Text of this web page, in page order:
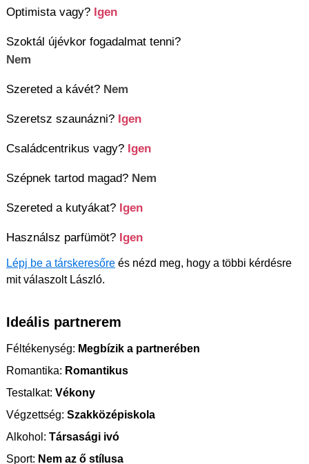
Optimista vagy? Igen
Szoktál újévkor fogadalmat tenni?
Nem
Szereted a kávét? Nem
Szeretsz szaunázni? Igen
Családcentrikus vagy? Igen
Szépnek tartod magad? Nem
Szereted a kutyákat? Igen
Használsz parfümöt? Igen
Lépj be a társkeresőre és nézd meg, hogy a többi kérdésre
mit válaszolt László.
Ideális partnerem
Féltékenység: Megbízik a partnerében
Romantika: Romantikus
Testalkat: Vékony
Végzettség: Szakközépiskola
Alkohol: Társasági ivó
Sport: Nem az ő stílusa